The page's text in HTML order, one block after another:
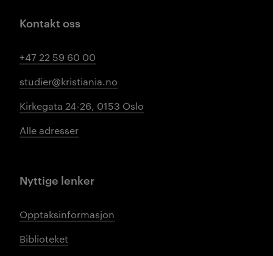
Kontakt oss
+47 22 59 60 00
studier@kristiania.no
Kirkegata 24-26, 0153 Oslo
Alle adresser
Nyttige lenker
Opptaksinformasjon
Biblioteket